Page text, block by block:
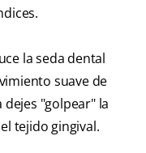
la seda dental
suave de
dejes "golpear" la
tejido gingival.